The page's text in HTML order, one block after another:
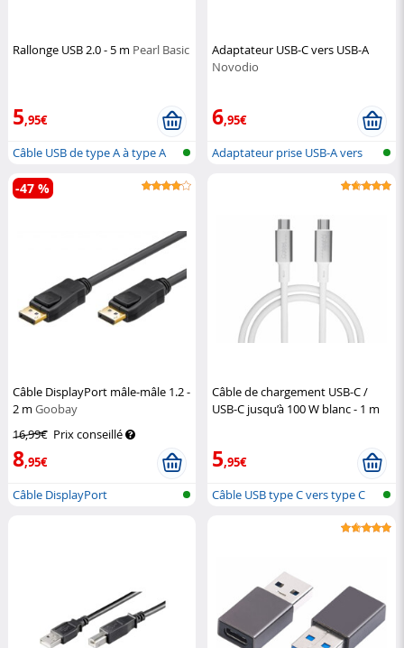
Rallonge USB 2.0 - 5 m Pearl Basic
5,95€
Câble USB de type A à type A
Adaptateur USB-C vers USB-A
Novodio
6,95€
Adaptateur prise USB-A vers
Câble DisplayPort mâle-mâle 1.2 -
2 m Goobay
16,99€ Prix conseillé
8,95€
-47 %
Câble DisplayPort
Câble de chargement USB-C /
USB-C jusqu’à 100 W blanc - 1 m
5,95€
Câble USB type C vers type C